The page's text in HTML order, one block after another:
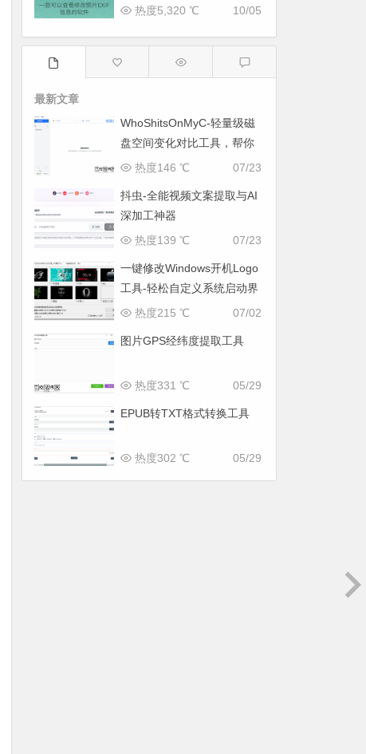
10/05
热度5,320 ℃
最新文章
WhoShitsOnMyC-轻量级磁
盘空间变化对比工具，帮你
找出“吃掉”空间的罪魁祸首
07/23
热度146 ℃
抖虫-全能视频文案提取与AI
深加工神器
07/23
热度139 ℃
一键修改Windows开机Logo
工具-轻松自定义系统启动界
面
07/02
热度215 ℃
图片GPS经纬度提取工具
05/29
热度331 ℃
EPUB转TXT格式转换工具
05/29
热度302 ℃